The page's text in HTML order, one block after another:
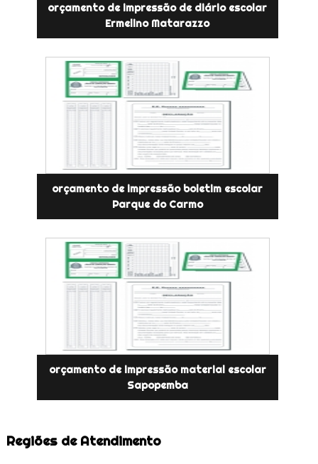
orçamento de impressão de diário escolar
Ermelino Matarazzo
orçamento de impressão boletim escolar
Parque do Carmo
orçamento de impressão material escolar
Sapopemba
Regiões de Atendimento